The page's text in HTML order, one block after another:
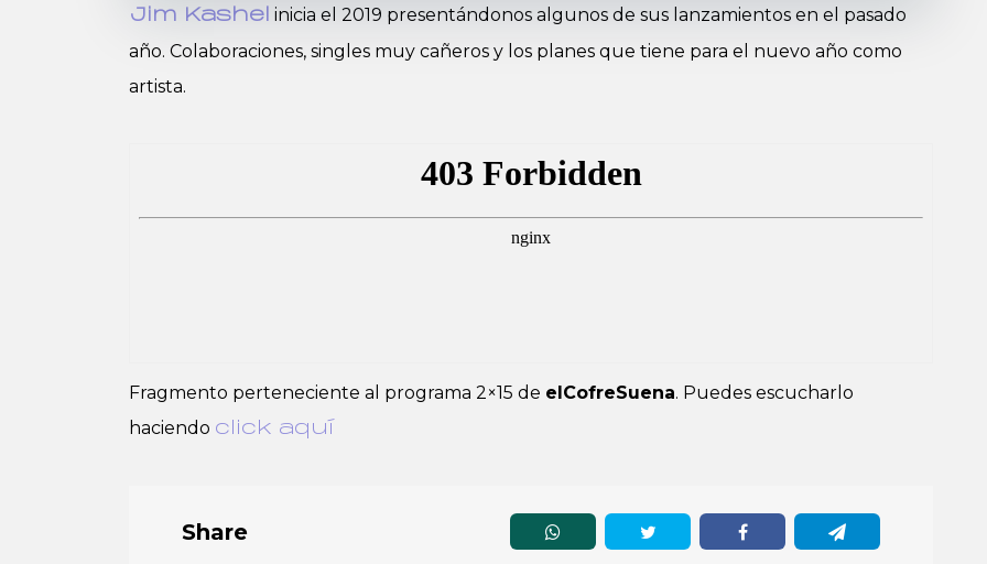
Jim Kashel inicia el 2019 presentándonos algunos de sus lanzamientos en el pasado
año. Colaboraciones, singles muy cañeros y los planes que tiene para el nuevo año como
artista.
Fragmento perteneciente al programa 2×15 de elCofreSuena. Puedes escucharlo
haciendo click aquí
Share